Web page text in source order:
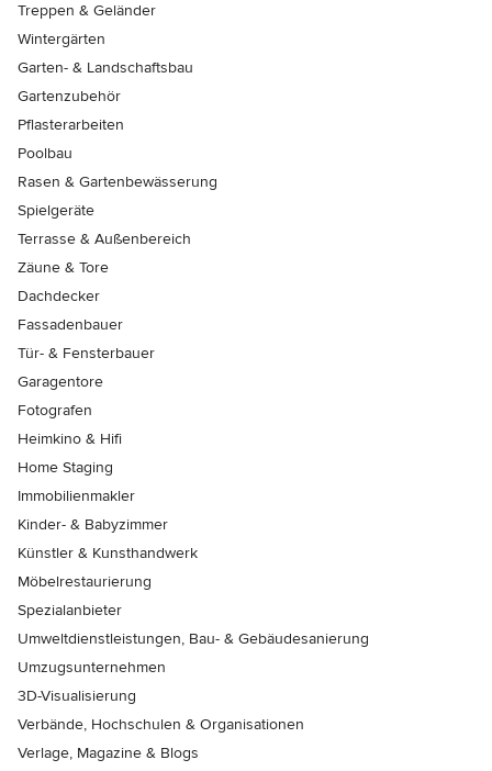
Treppen & Geländer
Wintergärten
Garten- & Landschaftsbau
Gartenzubehör
Pflasterarbeiten
Poolbau
Rasen & Gartenbewässerung
Spielgeräte
Terrasse & Außenbereich
Zäune & Tore
Dachdecker
Fassadenbauer
Tür- & Fensterbauer
Garagentore
Fotografen
Heimkino & Hifi
Home Staging
Immobilienmakler
Kinder- & Babyzimmer
Künstler & Kunsthandwerk
Möbelrestaurierung
Spezialanbieter
Umweltdienstleistungen, Bau- & Gebäudesanierung
Umzugsunternehmen
3D-Visualisierung
Verbände, Hochschulen & Organisationen
Verlage, Magazine & Blogs